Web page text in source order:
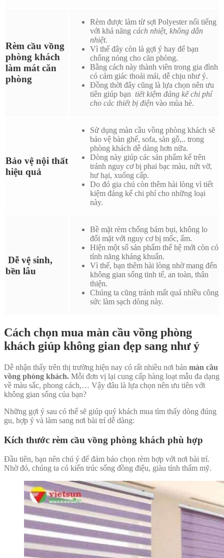
Rèm cầu vồng
phòng khách
làm mát căn
phòng
Rèm được làm từ sợi Polyester nổi tiếng
với khả năng cách nhiệt, không dẫn
nhiệt.
Vì thế đây còn là gợi ý hay để bạn
chống nóng cho căn phòng.
Bằng cách này thành viên trong gia đình
có cảm giác thoải mái, dễ chịu như ý.
Đồng thời đây cũng là lựa chọn nên ưu
tiên giúp bạn tiết kiệm đáng kể chi phí
cho các thiết bị điện vào mùa hè.
Bảo vệ nội thất
hiệu quả
Sử dụng màn cầu vồng phòng khách sẽ
bảo vệ bàn ghế, sofa, sàn gỗ,.. trong
phòng khách dễ dàng hơn nữa.
Dòng này giúp các sản phẩm kể trên
tránh nguy cơ bị phai bạc màu, nứt vỡ,
hư hại, xuống cấp.
Do đó gia chủ còn thêm hài lòng vì tiết
kiệm đáng kể chi phí cho những loại
này.
Dễ vệ sinh,
bền lâu
Bề mặt rèm chống bám bụi, không lo
đối mặt với nguy cơ bị mốc, ẩm.
Hiện một số sản phẩm thế hệ mới còn có
tính năng kháng khuẩn.
Vì thế, bạn thêm hài lòng nhờ mang đến
không gian sống tinh tế, an toàn, thân
thiện.
Chúng ta cũng tránh mất quá nhiều công
sức làm sạch dòng này.
Cách chọn mua màn cầu vồng phòng
khách giúp không gian đẹp sang như ý
Dễ nhận thấy trên thị trường hiện nay có rất nhiều nơi bán màn cầu
vồng phòng khách. Mỗi đơn vị lại cung cấp hàng loạt mẫu đa dạng
về màu sắc, phong cách,… Vậy đâu là lựa chọn nên ưu tiên với
không gian sống của bạn?
Những gợi ý sau có thể sẽ giúp quý khách mua tìm thấy dòng đúng
gu, hợp ý và làm sang nơi bài trí dễ dàng:
Kích thước rèm cầu vồng phòng khách phù hợp
Đầu tiên, bạn nên chú ý để đảm bảo chọn rèm hợp với nơi bài trí.
Nhờ đó, chúng ta có kiến trúc sống đồng điệu, giàu tính thẩm mỹ.